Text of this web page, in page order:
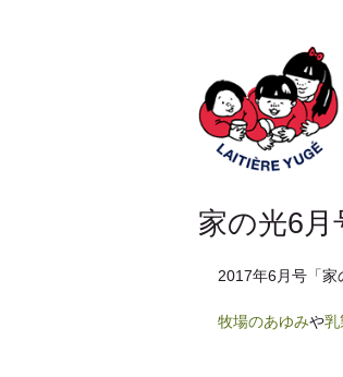
家の光6月
2017年6月号「家
牧場のあゆみや乳